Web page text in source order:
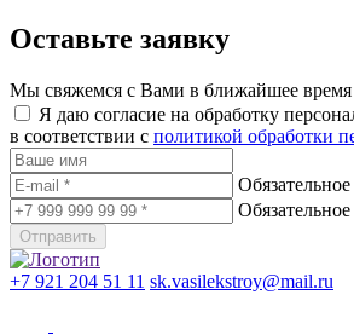
Оставьте заявку
Мы свяжемся с Вами в ближайшее время
Я даю согласие на обработку
в соответствии с политикой обработки
Отправить
+7 921 204 51 11 sk.vasilekstroy@mail.ru